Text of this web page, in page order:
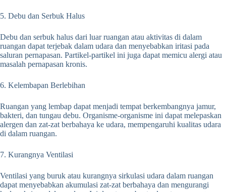
5. Debu dan Serbuk Halus
Debu dan serbuk halus dari luar ruangan atau aktivitas di dalam
ruangan dapat terjebak dalam udara dan menyebabkan iritasi pada
saluran pernapasan. Partikel-partikel ini juga dapat memicu alergi atau
masalah pernapasan kronis.
6. Kelembapan Berlebihan
Ruangan yang lembap dapat menjadi tempat berkembangnya jamur,
bakteri, dan tungau debu. Organisme-organisme ini dapat melepaskan
alergen dan zat-zat berbahaya ke udara, mempengaruhi kualitas udara
di dalam ruangan.
7. Kurangnya Ventilasi
Ventilasi yang buruk atau kurangnya sirkulasi udara dalam ruangan
dapat menyebabkan akumulasi zat-zat berbahaya dan mengurangi